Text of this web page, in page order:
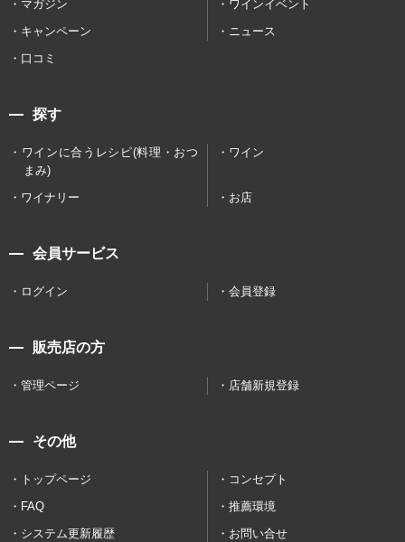
マガジン
ワインイベント
キャンペーン
ニュース
口コミ
探す
ワインに合うレシピ(料理・おつ
まみ)
ワイン
ワイナリー お店
会員サービス
ログイン 会員登録
販売店の方
管理ページ 店舗新規登録
その他
トップページ
コンセプト
FAQ
推薦環境
システム更新履歴
お問い合せ